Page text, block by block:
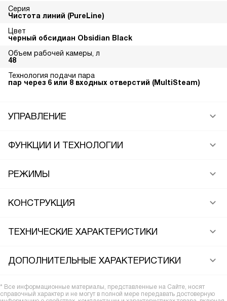
Серия
Чистота линий (PureLine)
Цвет
черный обсидиан Obsidian Black
Объем рабочей камеры, л
48
Технология подачи пара
пар через 6 или 8 входных отверстий (MultiSteam)
УПРАВЛЕНИЕ
ФУНКЦИИ И ТЕХНОЛОГИИ
РЕЖИМЫ
КОНСТРУКЦИЯ
ТЕХНИЧЕСКИЕ ХАРАКТЕРИСТИКИ
ДОПОЛНИТЕЛЬНЫЕ ХАРАКТЕРИСТИКИ
* Все информационные материалы, представленные на Сайте, носят
справочный характер и не могут в полной мере передавать достоверную